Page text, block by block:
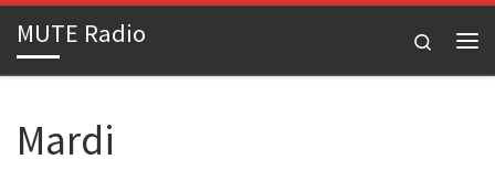
Passer au contenu
MUTE Radio
Search
Mardi